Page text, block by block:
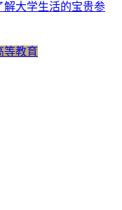
解大学生活的宝贵参
等教育